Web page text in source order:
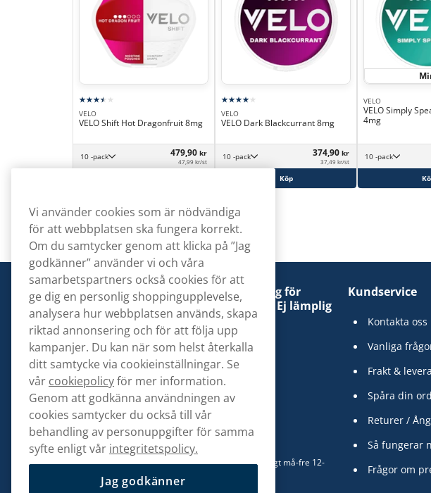
VELO
VELO Shift Hot Dragonfruit 8mg
10 -pack 479,90 kr
47,99 kr/st
VELO
VELO Dark Blackcurrant 8mg
10 -pack 374,90 kr
37,49 kr/st
Köp
VELO
VELO Simply
4mg
10 -pack
Denna tobaksprodukt kan vara skadlig för
hälsan och är beroendeframkallande. Ej lämplig
för personer under 18 år.
Kontakta oss
hej@snusbolaget.se
08 517 910 94
Mån-Tor 8.00-17.00 | Fre 9.00-17.00 | (Lunchstängt må-fre 12-
Kundservice
Kontakta oss
Vanliga
Frakt &
Spåra din
Returer /
Så fungerar
Frågor om
Vi använder cookies som är nödvändiga
för att webbplatsen ska fungera korrekt.
Om du samtycker genom att klicka på ”Jag
godkänner” använder vi och våra
samarbetspartners också cookies för att
ge dig en personlig shoppingupplevelse,
analysera hur webbplatsen används, skapa
riktad annonsering och för att följa upp
kampanjer. Du kan när som helst återkalla
ditt samtycke via cookieinställningar. Se
vår cookiepolicyför mer information.
Genom att godkänna användningen av
cookies samtycker du också till vår
behandling av personuppgifter för samma
syfte enligt vår integritetspolicy.
Jag godkänner